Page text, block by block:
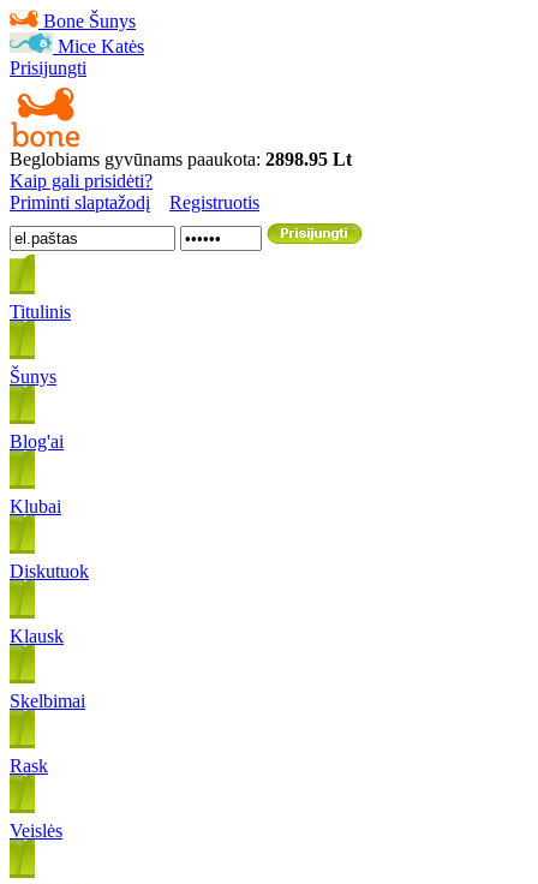
Bone Šunys
Mice Katės
Prisijungti
Beglobiams gyvūnams paaukota: 2898.95 Lt
Kaip gali prisidėti?
Priminti slaptažodį
Registruotis
Titulinis
Šunys
Blog'ai
Klubai
Diskutuok
Klausk
Skelbimai
Rask
Veislės